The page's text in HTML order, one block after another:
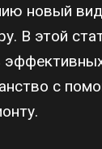
новый
В этой
с